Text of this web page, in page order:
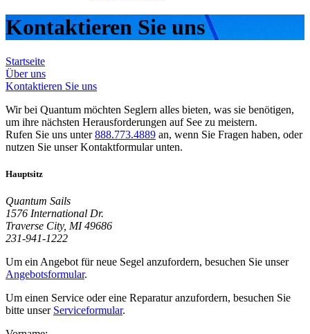
Kontaktieren Sie uns
Startseite
Über uns
Kontaktieren Sie uns
Wir bei Quantum möchten Seglern alles bieten, was sie benötigen,
um ihre nächsten Herausforderungen auf See zu meistern.
Rufen Sie uns unter888.773.4889 an, wenn Sie Fragen haben, oder
nutzen Sie unser Kontaktformular unten.
Hauptsitz
Quantum Sails
1576 International Dr.
Traverse City, MI 49686
231-941-1222
Um ein Angebot für neue Segel anzufordern, besuchen Sie unser
Angebotsformular.
Um einen Service oder eine Reparatur anzufordern, besuchen Sie
bitte unser Serviceformular.